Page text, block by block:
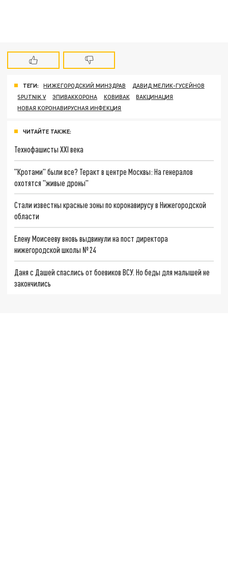
ТЕГИ: НИЖЕГОРОДСКИЙ МИНЗДРАВ
ДАВИД МЕЛИК-ГУСЕЙНОВ
SPUTNIK V
ЭПИВАККОРОНА КОВИВАК
ВАКЦИНАЦИЯ
НОВАЯ КОРОНАВИРУСНАЯ ИНФЕКЦИЯ
ЧИТАЙТЕ ТАКЖЕ:
Технофашисты XXI века
"Кротами" были все? Теракт в центре Москвы: На генералов
охотятся "живые дроны"
Стали известны красные зоны по коронавирусу в Нижегородской
области
Елену Моисееву вновь выдвинули на пост директора
нижегородской школы № 24
Даня с Дашей спаслись от боевиков ВСУ. Но беды для малышей не
закончились